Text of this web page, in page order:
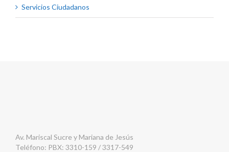
Servicios Ciudadanos
Av. Mariscal Sucre y Mariana de Jesús
Teléfono: PBX: 3310-159 / 3317-549